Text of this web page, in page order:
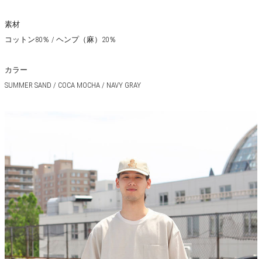
素材
コットン80％ / ヘンプ（麻）20％
カラー
SUMMER SAND / COCA MOCHA / NAVY GRAY